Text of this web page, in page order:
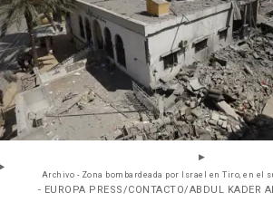
Archivo - Zona bombardeada por Israel en Tiro, en el
- EUROPA PRESS/CONTACTO/ABDUL KADER